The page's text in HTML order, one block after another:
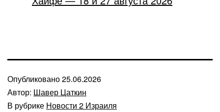
Опубликовано25.06.2026
Автор: Шавер Цаткин
В рубрике Новости 2 Израиля